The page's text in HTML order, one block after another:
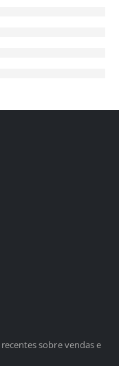
sobre vendas e